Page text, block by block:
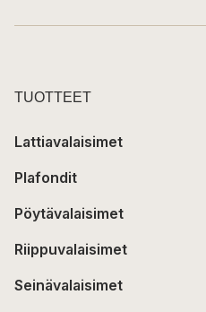
TUOTTEET
Lattiavalaisimet
Plafondit
Pöytävalaisimet
Riippuvalaisimet
Seinävalaisimet